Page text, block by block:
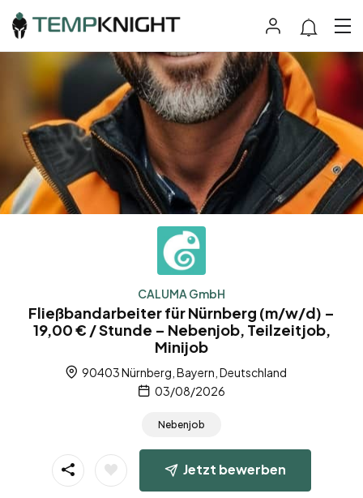
CALUMA GmbH
Fließbandarbeiter für Nürnberg (m/w/d) –
19,00 € / Stunde – Nebenjob, Teilzeitjob,
Minijob
90403 Nürnberg, Bayern, Deutschland
03/08/2026
Nebenjob
Jetzt bewerben